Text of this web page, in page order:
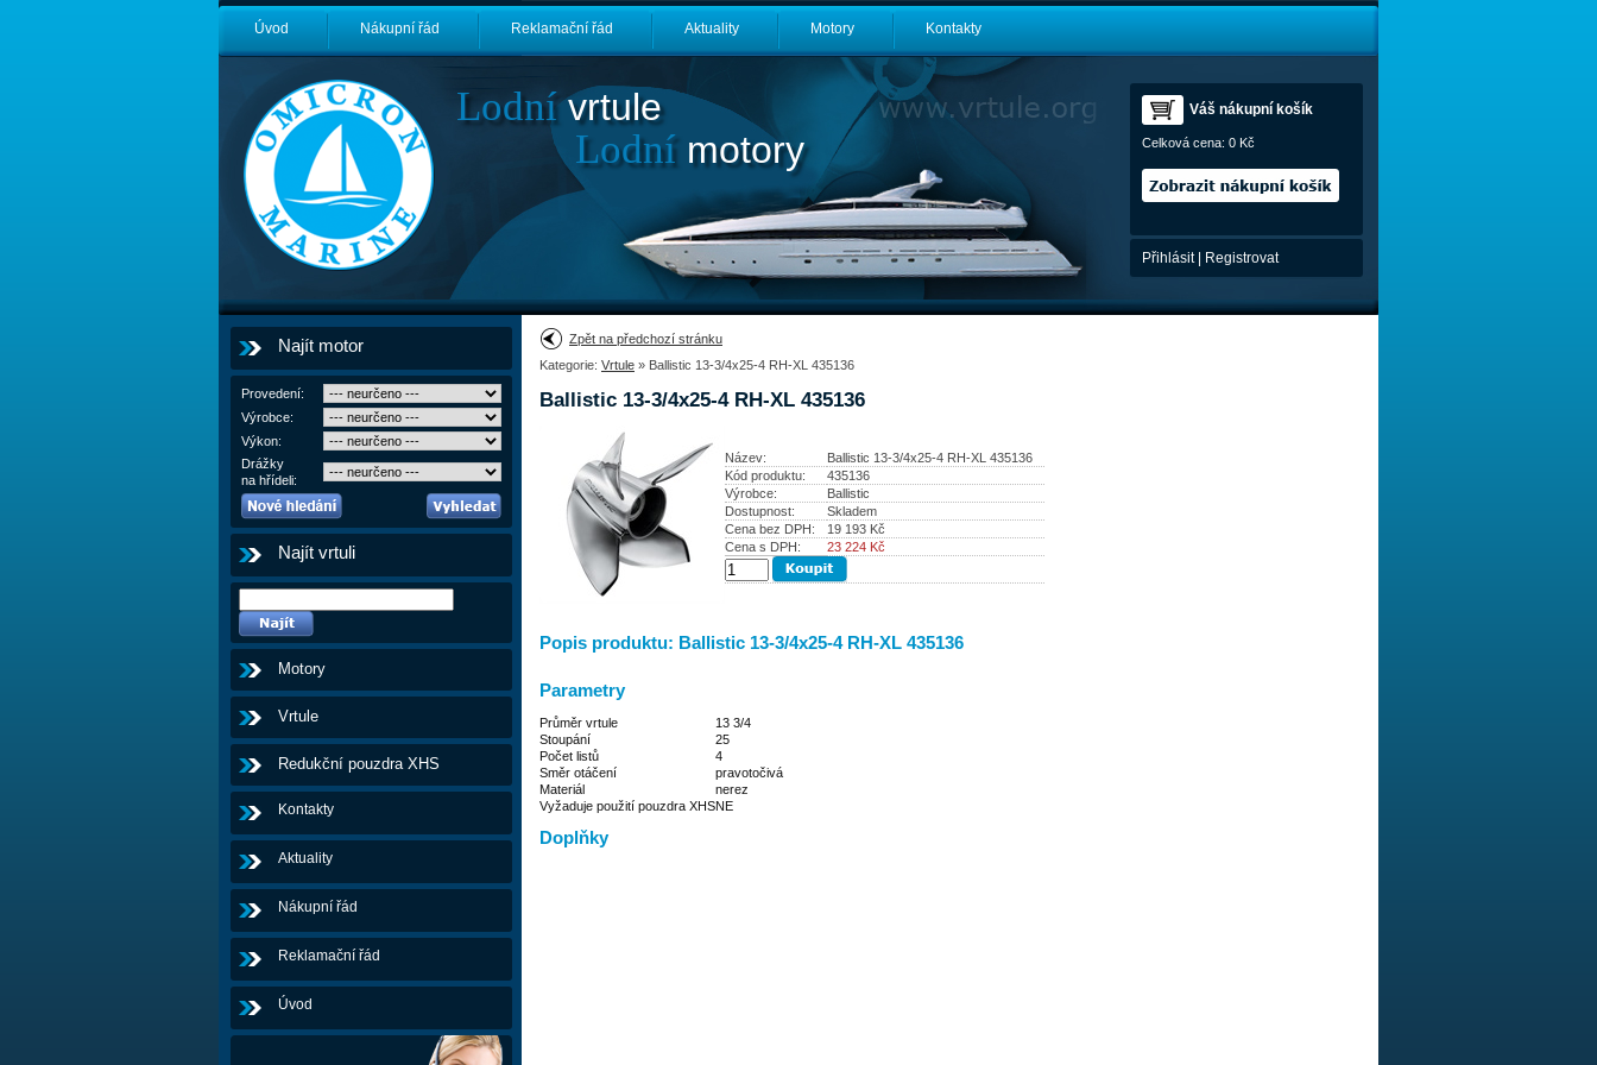
Úvod Nákupní řád Reklamační řád Aktuality Motory Kontakty
Lodnívrtule
Lodnímotory
Váš nákupní košík
Celková cena: 0 Kč
Přihlásit| Registrovat
Najít motor
Provedení:
Výrobce:
Výkon:
Drážky
na hřídeli:
Najít vrtuli
Motory
Vrtule
Redukční pouzdra XHS
Kontakty
Aktuality
Nákupní řád
Reklamační řád
Úvod
Zpět na předchozí stránku
Kategorie: Vrtule » Ballistic 13-3/4x25-4 RH-XL 435136
Ballistic 13-3/4x25-4 RH-XL 435136
Název:
Ballistic 13-3/4x25-4 RH-XL 435136
Kód produktu:
435136
Výrobce:
Ballistic
Dostupnost:
Skladem
Cena bez DPH:
19 193 Kč
Cena s DPH:
23 224 Kč
Popis produktu: Ballistic 13-3/4x25-4 RH-XL 435136
Parametry
Průměr vrtule
13 3/4
Stoupání
25
Počet listů
4
Směr otáčení
pravotočivá
Materiál
nerez
Vyžaduje použití pouzdra XHSNE
Doplňky